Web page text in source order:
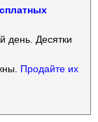
день. Десятки
Продайте их